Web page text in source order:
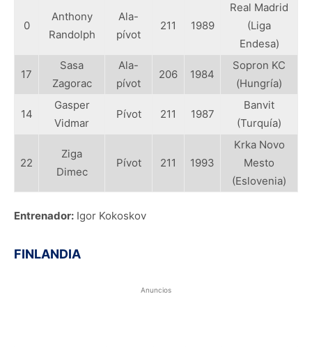
0
Anthony
Randolph
Ala-
pívot
211 1989
Real Madrid
(Liga
Endesa)
17
Sasa
Zagorac
Ala-
pívot
206 1984
Sopron KC
(Hungría)
14
Gasper
Vidmar
Pívot 211 1987
Banvit
(Turquía)
22
Ziga
Dimec
Pívot 211 1993
Krka Novo
Mesto
(Eslovenia)
Entrenador: Igor Kokoskov
FINLANDIA
Anuncios